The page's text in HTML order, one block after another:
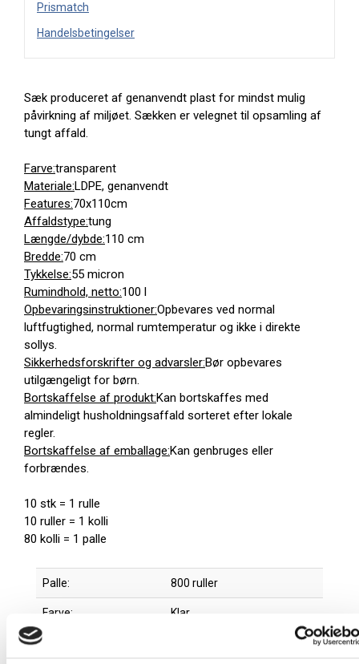
Prismatch
Handelsbetingelser
Sæk produceret af genanvendt plast for mindst mulig
påvirkning af miljøet. Sækken er velegnet til opsamling af
tungt affald.
Farve:transparent
Materiale:LDPE, genanvendt
Features:70x110cm
Affaldstype:tung
Længde/dybde:110 cm
Bredde:70 cm
Tykkelse:55 micron
Rumindhold, netto:100 l
Opbevaringsinstruktioner:Opbevares ved normal
luftfugtighed, normal rumtemperatur og ikke i direkte
sollys.
Sikkerhedsforskrifter og advarsler:Bør opbevares
utilgængeligt for børn.
Bortskaffelse af produkt:Kan bortskaffes med
almindeligt husholdningsaffald sorteret efter lokale
regler.
Bortskaffelse af emballage:Kan genbruges eller
forbrændes.
10 stk = 1 rulle
10 ruller = 1 kolli
80 kolli = 1 palle
Palle: 800 ruller
Farve: Klar